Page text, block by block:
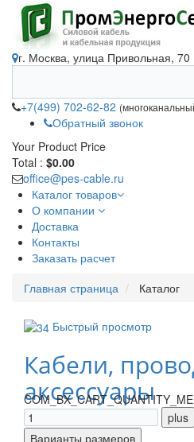
г. Москва, улица Привольная, 70
+7(499) 702-62-82
Обратный звонок
Your Product Price
Total : $0.00
office@pes-cable.ru
Каталог товаров
О компании
Доставка
Контакты
Заказать расчет
Главная страница Каталог
Быстрый просмотр
Кабели,
аксессуары